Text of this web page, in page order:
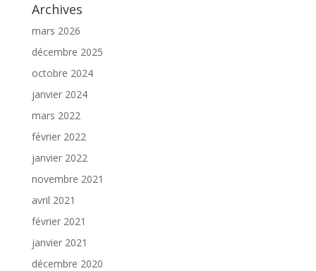
Archives
mars 2026
décembre 2025
octobre 2024
janvier 2024
mars 2022
février 2022
janvier 2022
novembre 2021
avril 2021
février 2021
janvier 2021
décembre 2020